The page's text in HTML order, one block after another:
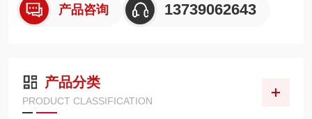
产品咨询 13739062643
产品分类
PRODUCT CLASSIFICATION